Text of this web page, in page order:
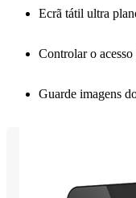
Ecrã tátil ultra
Controlar o acesso
Guarde imagens